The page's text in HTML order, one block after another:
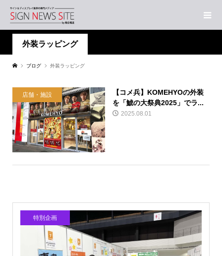
外装ラッピング
ブログ 外装ラッピング
店舗・施設
【コメ兵】KOMEHYOの外装
を「鯱の大祭典2025」でラ...
2025.08.01
特別企画